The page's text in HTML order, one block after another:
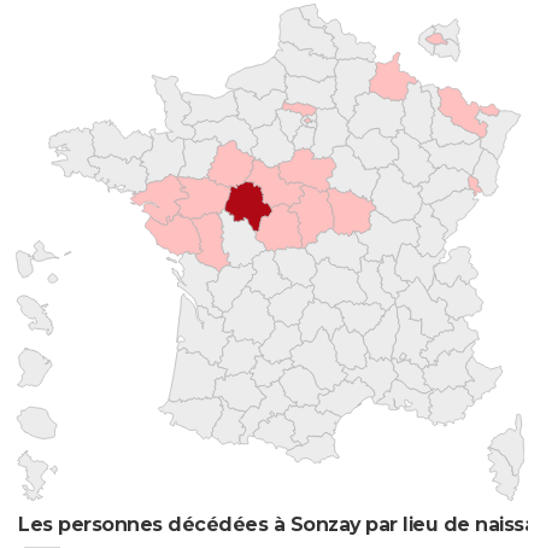
Les personnes décédées à Sonzay par lieu de